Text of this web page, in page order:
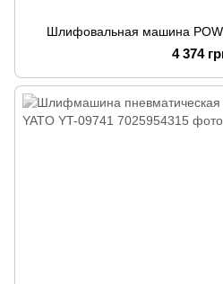
Шлифовальная машина
4 374